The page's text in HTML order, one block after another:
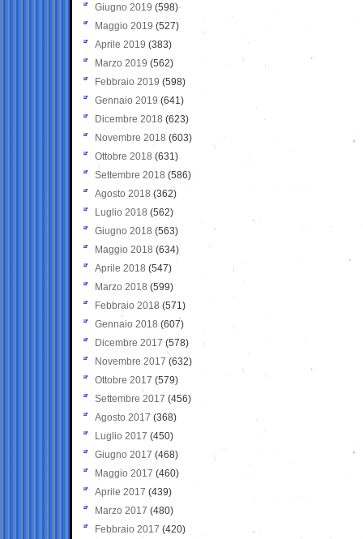
Giugno 2019 (598)
Maggio 2019 (527)
Aprile 2019 (383)
Marzo 2019 (562)
Febbraio 2019 (598)
Gennaio 2019 (641)
Dicembre 2018 (623)
Novembre 2018 (603)
Ottobre 2018 (631)
Settembre 2018 (586)
Agosto 2018 (362)
Luglio 2018 (562)
Giugno 2018 (563)
Maggio 2018 (634)
Aprile 2018 (547)
Marzo 2018 (599)
Febbraio 2018 (571)
Gennaio 2018 (607)
Dicembre 2017 (578)
Novembre 2017 (632)
Ottobre 2017 (579)
Settembre 2017 (456)
Agosto 2017 (368)
Luglio 2017 (450)
Giugno 2017 (468)
Maggio 2017 (460)
Aprile 2017 (439)
Marzo 2017 (480)
Febbraio 2017 (420)